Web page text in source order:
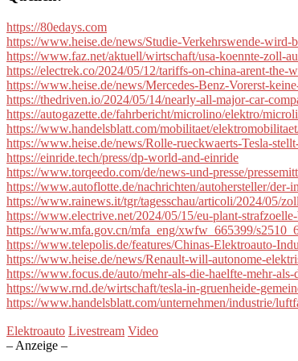
https://80edays.com
https://www.heise.de/news/Studie-Verkehrswende-
https://www.faz.net/aktuell/wirtschaft/usa-koennte-zoll-
https://electrek.co/2024/05/12/tariffs-on-china-arent-the-
https://www.heise.de/news/Mercedes-Benz-Vorerst-
https://thedriven.io/2024/05/14/nearly-all-major-car-
https://autogazette.de/fahrbericht/microlino/elektro/
https://www.handelsblatt.com/mobilitaet/
https://www.heise.de/news/Rolle-rueckwaerts-Tesla-
https://einride.tech/press/dp-world-and-einride
https://www.torqeedo.com/de/news-und-presse/
https://www.autoflotte.de/nachrichten/autohersteller/
https://www.rainews.it/tgr/tagesschau/articoli/2024/05/
https://www.electrive.net/2024/05/15/eu-plant-
https://www.mfa.gov.cn/mfa_eng/xwfw_665399/
https://www.telepolis.de/features/Chinas-Elektroauto-
https://www.heise.de/news/Renault-will-autonome-
https://www.focus.de/auto/mehr-als-die-haelfte-mehr-
https://www.rnd.de/wirtschaft/tesla-in-gruenheide-
https://www.handelsblatt.com/unternehmen/industrie/
Elektroauto Livestream Video
– Anzeige –